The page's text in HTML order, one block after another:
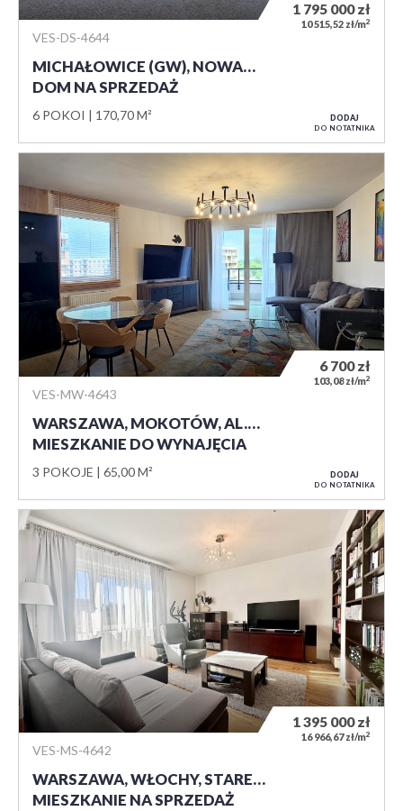
VES-DS-4644
MICHAŁOWICE (GW), NOWA…
DOM NA SPRZEDAŻ
6 POKOI 170,70 M²
1 795 000zł
10 515,52 zł/m2
DODAJ
DO NOTATNIKA
VES-MW-4643
WARSZAWA, MOKOTÓW, AL.…
MIESZKANIE DO WYNAJĘCIA
3 POKOJE 65,00 M²
6 700zł
103,08 zł/m2
DODAJ
DO NOTATNIKA
VES-MS-4642
WARSZAWA, WŁOCHY, STARE…
MIESZKANIE NA SPRZEDAŻ
1 395 000zł
16 966,67 zł/m2